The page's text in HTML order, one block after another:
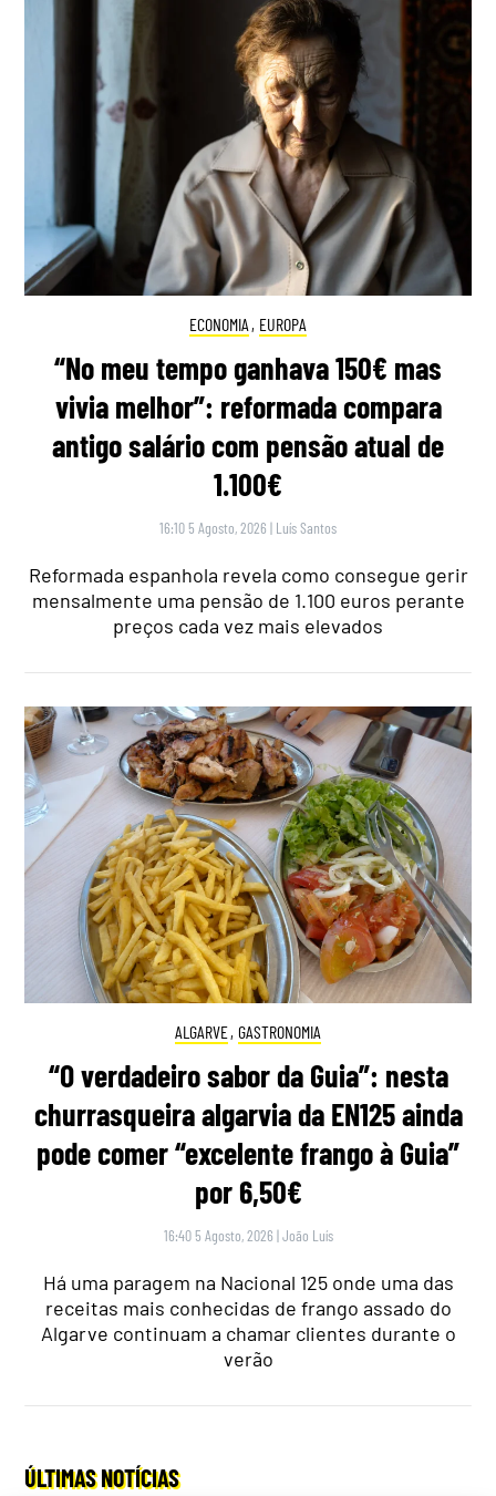
ECONOMIA , EUROPA
“No meu tempo ganhava 150€ mas
vivia melhor”: reformada compara
antigo salário com pensão atual de
1.100€
16:10 5 Agosto, 2026 | Luís Santos
Reformada espanhola revela como consegue gerir
mensalmente uma pensão de 1.100 euros perante
preços cada vez mais elevados
ALGARVE, GASTRONOMIA
“O verdadeiro sabor da Guia”: nesta
churrasqueira algarvia da EN125 ainda
pode comer “excelente frango à Guia”
por 6,50€
16:40 5 Agosto, 2026 |João Luís
Há uma paragem na Nacional 125 onde uma das
receitas mais conhecidas de frango assado do
Algarve continuam a chamar clientes durante o
verão
ÚLTIMAS NOTÍCIAS